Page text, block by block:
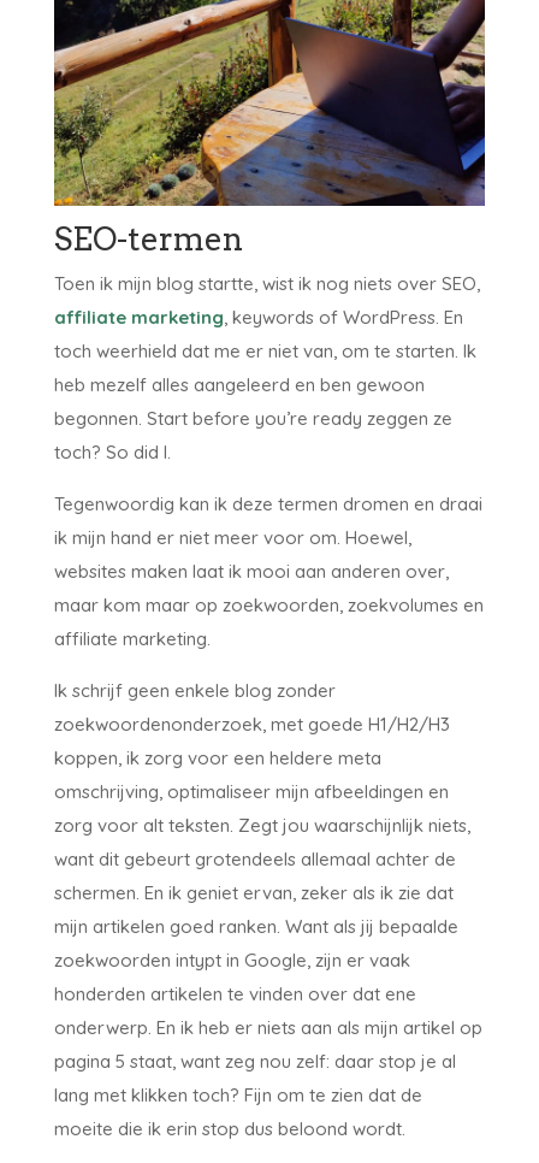
SEO-termen
Toen ik mijn blog startte, wist ik nog niets over SEO,
affiliate marketing , keywords of WordPress. En
toch weerhield dat me er niet van, om te starten. Ik
heb mezelf alles aangeleerd en ben gewoon
begonnen. Start before you’re ready zeggen ze
toch? So did I.
Tegenwoordig kan ik deze termen dromen en draai
ik mijn hand er niet meer voor om. Hoewel,
websites maken laat ik mooi aan anderen over,
maar kom maar op zoekwoorden, zoekvolumes en
affiliate marketing.
Ik schrijf geen enkele blog zonder
zoekwoordenonderzoek, met goede H1/H2/H3
koppen, ik zorg voor een heldere meta
omschrijving, optimaliseer mijn afbeeldingen en
zorg voor alt teksten. Zegt jou waarschijnlijk niets,
want dit gebeurt grotendeels allemaal achter de
schermen. En ik geniet ervan, zeker als ik zie dat
mijn artikelen goed ranken. Want als jij bepaalde
zoekwoorden intypt in Google, zijn er vaak
honderden artikelen te vinden over dat ene
onderwerp. En ik heb er niets aan als mijn artikel op
pagina 5 staat, want zeg nou zelf: daar stop je al
lang met klikken toch? Fijn om te zien dat de
moeite die ik erin stop dus beloond wordt.